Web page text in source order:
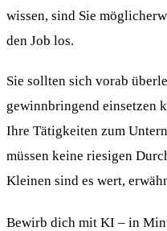
wissen, sind Sie
den Job los.
Sie sollten sich vorab
gewinnbringend einsetzen
Ihre Tätigkeiten zum
müssen keine riesigen
Kleinen sind es wert,
Bewirb dich mit KI – in